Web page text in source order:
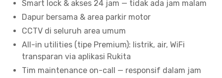
Smart lock & akses 24 jam — tidak ada jam malam
Dapur bersama & area parkir motor
CCTV di seluruh area umum
All-in utilities (tipe Premium): listrik, air, WiFi
transparan via aplikasi Rukita
Tim maintenance on-call — responsif dalam jam